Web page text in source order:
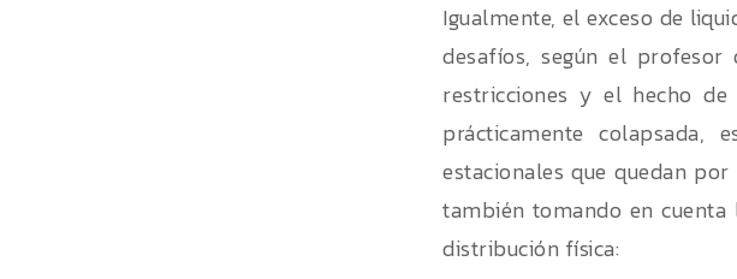
Igualmente, el exceso de
desafíos, según el profesor
restricciones y el hecho
prácticamente colapsada,
estacionales que quedan
también tomando en
distribución física: